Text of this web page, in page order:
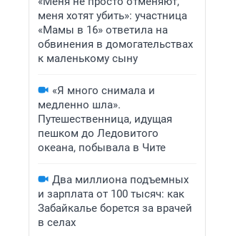
меня хотят убить»: участница
«Мамы в 16» ответила на
обвинения в домогательствах
к маленькому сыну
«Я много снимала и
медленно шла».
Путешественница, идущая
пешком до Ледовитого
океана, побывала в Чите
Два миллиона подъемных
и зарплата от 100 тысяч: как
Забайкалье борется за врачей
в селах